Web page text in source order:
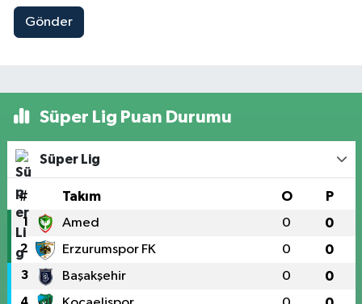
Gönder
Süper Lig Puan Durumu
Süper Lig
# Takım O P
1 Amed 0 0
2 Erzurumspor FK 0 0
3 Başakşehir 0 0